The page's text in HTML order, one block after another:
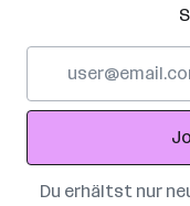
Adresse
Du erhältst nur